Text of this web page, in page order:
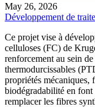
May 26, 2026
Développement de
Ce projet vise à
celluloses (FC) de
renforcement au sein
thermodurcissables
propriétés mécaniques,
biodégradabilité en
remplacer les fibres